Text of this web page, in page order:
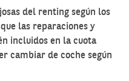
del renting según los
las reparaciones y
incluidos en la cuota
cambiar de coche según